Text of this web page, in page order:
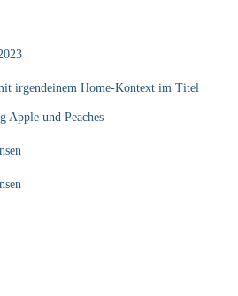
irgendeinem Home-Kontext im Titel
Apple und Peaches